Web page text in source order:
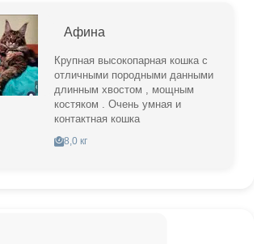
Афина
Крупная высокопарная кошка с
отличными породными данными
длинным хвостом , мощным
костяком . Очень умная и
контактная кошка
8,0 кг